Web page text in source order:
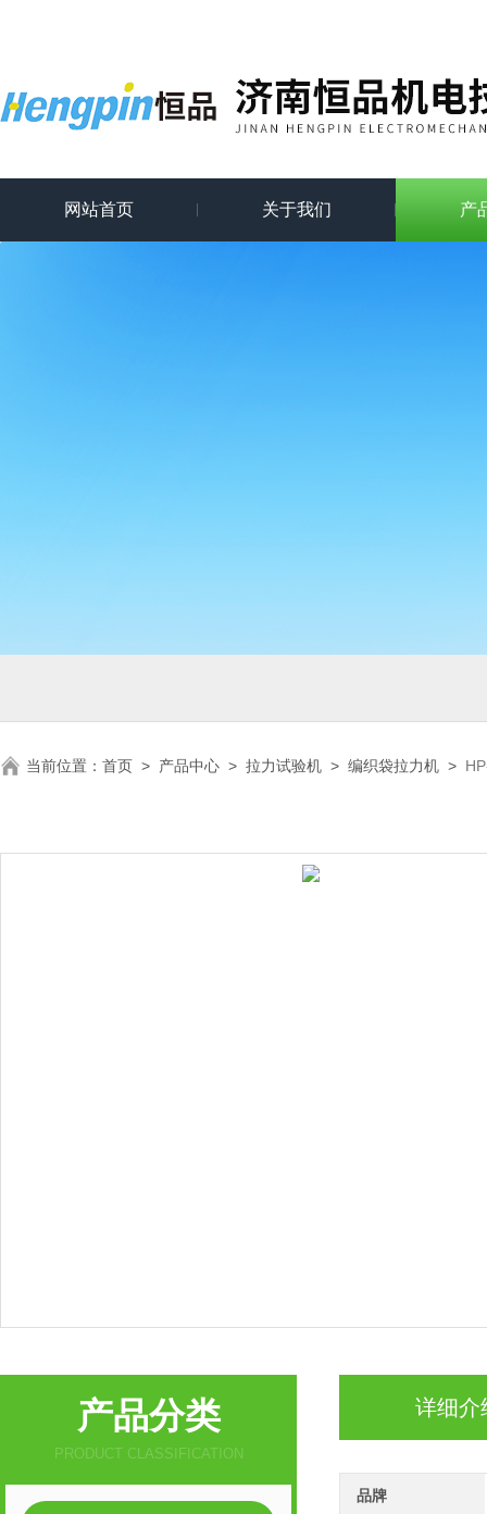
网站首页 关于我们 产
当前位置： 首页 > 产品中心 > 拉力试验机 > 编织袋拉力机 >
详细介
品牌
产品分类
PRODUCT CLASSIFICATION